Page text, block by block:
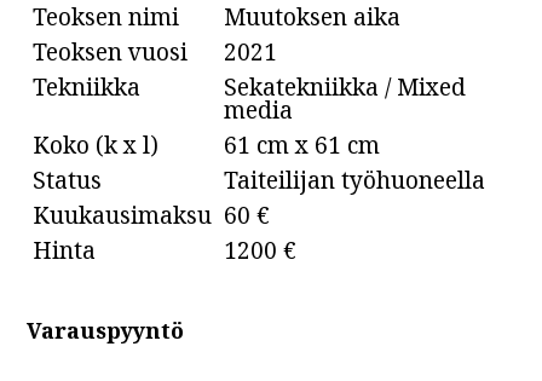
Teoksen nimi
Muutoksen aika
Teoksen vuosi
2021
Tekniikka
Sekatekniikka / Mixed
media
Koko (k x l)
61 cm x 61 cm
Status
Taiteilijan työhuoneella
Kuukausimaksu 60 €
Hinta
1200 €
Varauspyyntö